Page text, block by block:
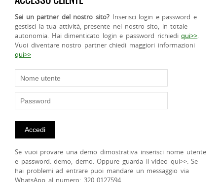
Sei un partner del nostro sito? Inserisci login e password e
gestisci la tua attività, presente nel nostro sito, in totale
autonomia. Hai dimenticato login e password richiediqui>>.
Vuoi diventare nostro partner chiedi maggiori informazioni
qui>>
Se vuoi provare una demo dimostrativa inserisci nome utente
e password: demo, demo. Oppure guarda il video qui>>. Se
hai problemi ad entrare puoi mandare un messaggio via
WhatsApp al numero: 320 0127594